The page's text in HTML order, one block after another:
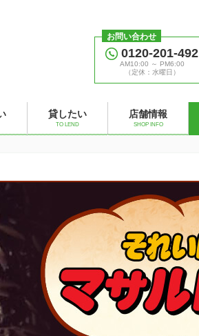
お問い合わせ
0120-201-492
AM10:00 ～ PM6:00
（定休：水曜日）
貸したい
TO LEND
店舗情報
SHOP INFO